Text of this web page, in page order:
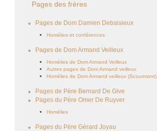
Pages des frères
Pages de Dom Damien Debaisieux
Homélies et conférences
Pages de Dom Armand Veilleux
Homélies de Dom Armand Veilleux
Autres pages de Dom Armand veilleux
Homélies de Dom Armand veilleux (Scourmont)
Pages de Père Bernard De Give
Pages du Père Omer De Ruyver
Homélies
Pages du Père Gérard Joyau